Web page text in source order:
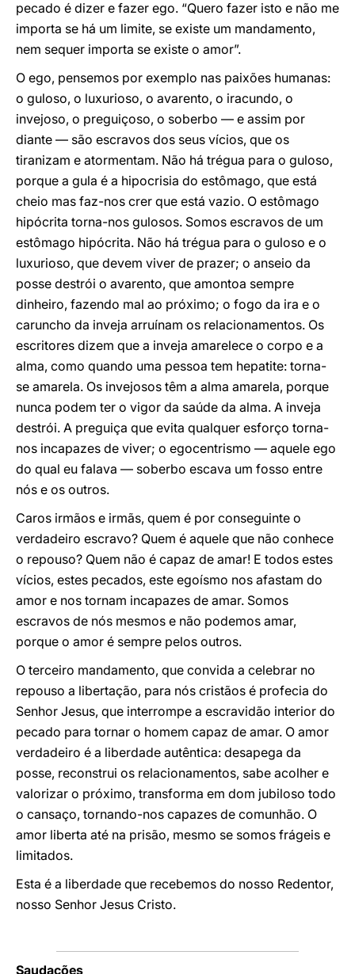
pecado é dizer e fazer ego. “Quero fazer isto e não me
importa se há um limite, se existe um mandamento,
nem sequer importa se existe o amor”.
O ego, pensemos por exemplo nas paixões humanas:
o guloso, o luxurioso, o avarento, o iracundo, o
invejoso, o preguiçoso, o soberbo — e assim por
diante — são escravos dos seus vícios, que os
tiranizam e atormentam. Não há trégua para o guloso,
porque a gula é a hipocrisia do estômago, que está
cheio mas faz-nos crer que está vazio. O estômago
hipócrita torna-nos gulosos. Somos escravos de um
estômago hipócrita. Não há trégua para o guloso e o
luxurioso, que devem viver de prazer; o anseio da
posse destrói o avarento, que amontoa sempre
dinheiro, fazendo mal ao próximo; o fogo da ira e o
caruncho da inveja arruínam os relacionamentos. Os
escritores dizem que a inveja amarelece o corpo e a
alma, como quando uma pessoa tem hepatite: torna-
se amarela. Os invejosos têm a alma amarela, porque
nunca podem ter o vigor da saúde da alma. A inveja
destrói. A preguiça que evita qualquer esforço torna-
nos incapazes de viver; o egocentrismo — aquele ego
do qual eu falava — soberbo escava um fosso entre
nós e os outros.
Caros irmãos e irmãs, quem é por conseguinte o
verdadeiro escravo? Quem é aquele que não conhece
o repouso? Quem não é capaz de amar! E todos estes
vícios, estes pecados, este egoísmo nos afastam do
amor e nos tornam incapazes de amar. Somos
escravos de nós mesmos e não podemos amar,
porque o amor é sempre pelos outros.
O terceiro mandamento, que convida a celebrar no
repouso a libertação, para nós cristãos é profecia do
Senhor Jesus, que interrompe a escravidão interior do
pecado para tornar o homem capaz de amar. O amor
verdadeiro é a liberdade autêntica: desapega da
posse, reconstrui os relacionamentos, sabe acolher e
valorizar o próximo, transforma em dom jubiloso todo
o cansaço, tornando-nos capazes de comunhão. O
amor liberta até na prisão, mesmo se somos frágeis e
limitados.
Esta é a liberdade que recebemos do nosso Redentor,
nosso Senhor Jesus Cristo.
Saudações